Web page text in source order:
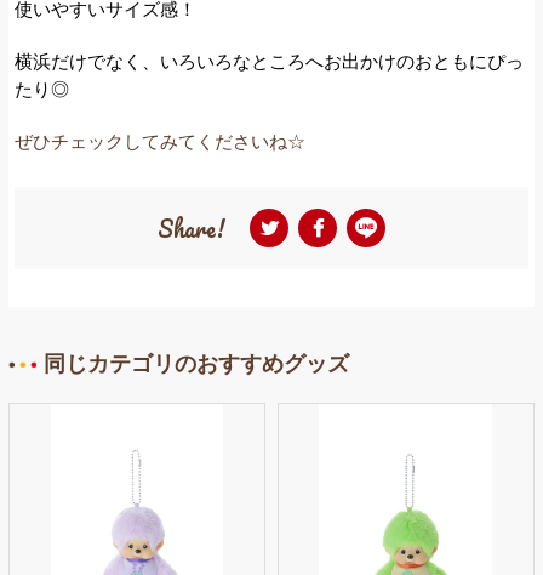
使いやすいサイズ感！
横浜だけでなく、いろいろなところへお出かけのおともにぴっ
たり◎
ぜひチェックしてみてくださいね☆
Share!
同じカテゴリのおすすめグッズ